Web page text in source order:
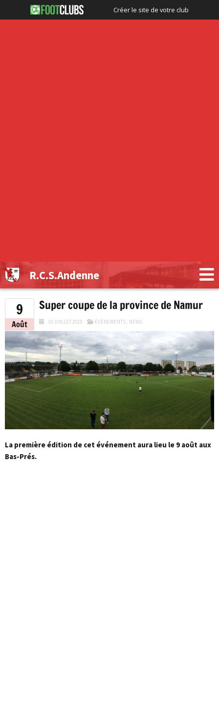
Créer le site de votre club
R.C.S.Andenne
9
Août
Super coupe de la province de Namur
19 JUILLET 2019 EVÈNEMENTS , NEWS
La première édition de cet événement aura lieu le 9 août aux
Bas-Prés.